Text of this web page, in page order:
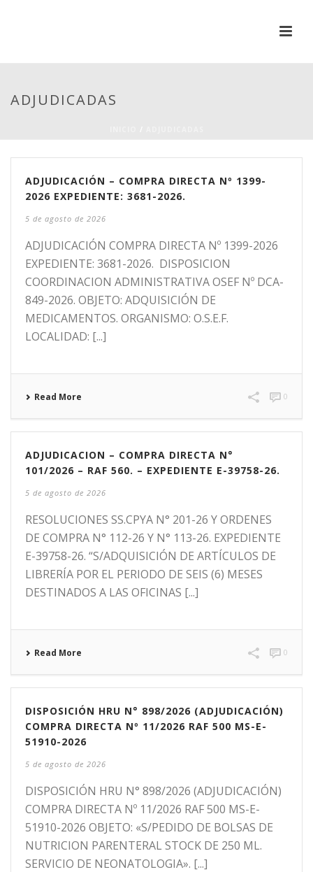
ADJUDICADAS
ADJUDICACIÓN – COMPRA DIRECTA Nº 1399-
2026 EXPEDIENTE: 3681-2026.
5 de agosto de 2026
ADJUDICACIÓN COMPRA DIRECTA Nº 1399-2026
EXPEDIENTE: 3681-2026. DISPOSICION
COORDINACION ADMINISTRATIVA OSEF Nº DCA-
849-2026. OBJETO: ADQUISICIÓN DE
MEDICAMENTOS. ORGANISMO: O.S.E.F.
LOCALIDAD: [...]
Read More 0
ADJUDICACION – COMPRA DIRECTA N°
101/2026 – RAF 560. – EXPEDIENTE E-39758-26.
5 de agosto de 2026
RESOLUCIONES SS.CPYA N° 201-26 Y ORDENES
DE COMPRA N° 112-26 Y N° 113-26. EXPEDIENTE
E-39758-26. “S/ADQUISICIÓN DE ARTÍCULOS DE
LIBRERÍA POR EL PERIODO DE SEIS (6) MESES
DESTINADOS A LAS OFICINAS [...]
Read More 0
DISPOSICIÓN HRU N° 898/2026 (ADJUDICACIÓN)
COMPRA DIRECTA Nº 11/2026 RAF 500 MS-E-
51910-2026
5 de agosto de 2026
DISPOSICIÓN HRU N° 898/2026 (ADJUDICACIÓN)
COMPRA DIRECTA Nº 11/2026 RAF 500 MS-E-
51910-2026 OBJETO: «S/PEDIDO DE BOLSAS DE
NUTRICION PARENTERAL STOCK DE 250 ML.
SERVICIO DE NEONATOLOGIA». [...]